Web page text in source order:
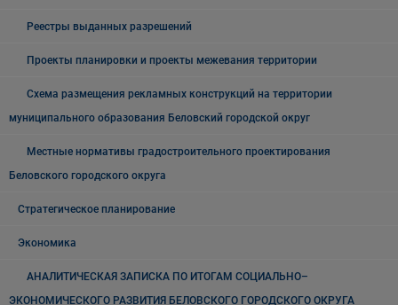
Реестры выданных разрешений
Проекты планировки и проекты межевания территории
Схема размещения рекламных конструкций на территории
муниципального образования Беловский городской округ
Местные нормативы градостроительного проектирования
Беловского городского округа
Стратегическое планирование
Экономика
АНАЛИТИЧЕСКАЯ ЗАПИСКА ПО ИТОГАМ СОЦИАЛЬНО–
ЭКОНОМИЧЕСКОГО РАЗВИТИЯ БЕЛОВСКОГО ГОРОДСКОГО ОКРУГА